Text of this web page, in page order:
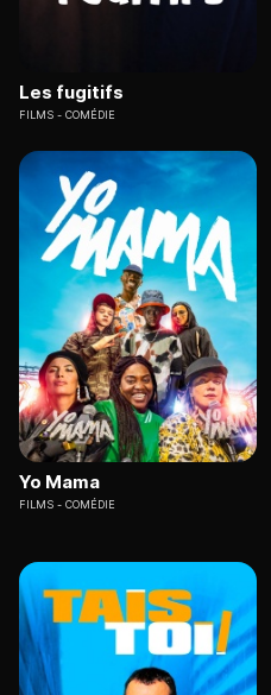
Les fugitifs
FILMS COMÉDIE
Yo Mama
FILMS COMÉDIE